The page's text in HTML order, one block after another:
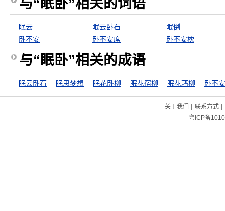
与“眠卧”相关的词语
眠云 眠云卧石
眠倒
卧不安
卧不安席 卧不安枕
与“眠卧”相关的成语
眠云卧石 眠思梦想 眠花卧柳 眠花宿柳 眠花藉柳 卧不
关于我们 | 联系方式|
粤ICP备